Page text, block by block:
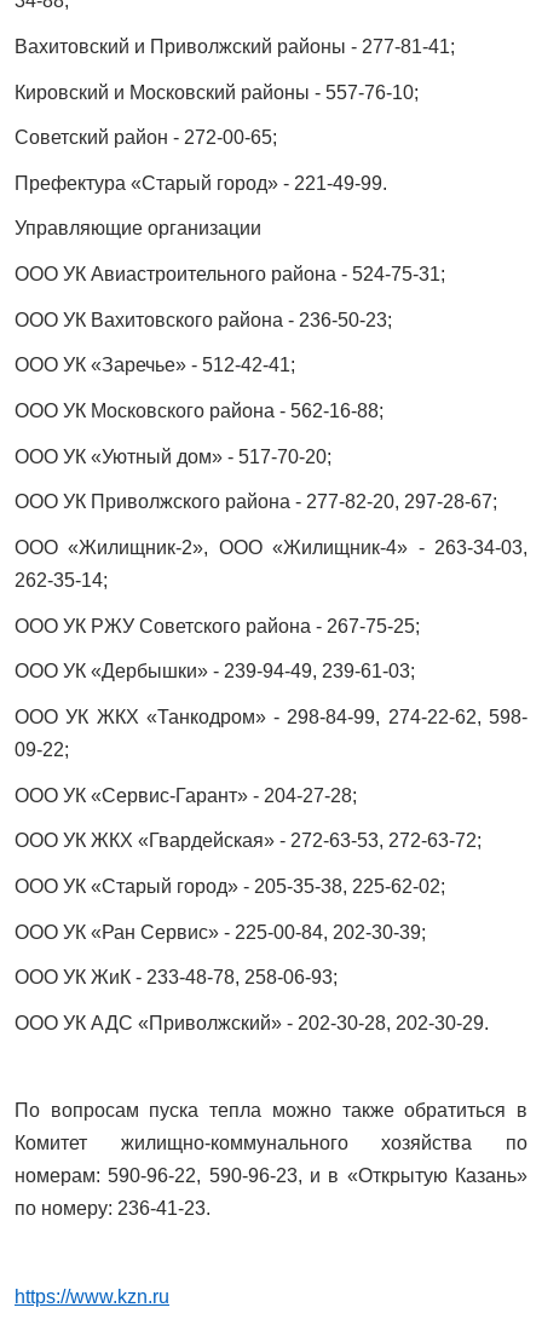
Вахитовский и Приволжский районы - 277-81-41;
Кировский и Московский районы - 557-76-10;
Советский район - 272-00-65;
Префектура «Старый город» - 221-49-99.
Управляющие организации
ООО УК Авиастроительного района - 524-75-31;
ООО УК Вахитовского района - 236-50-23;
ООО УК «Заречье» - 512-42-41;
ООО УК Московского района - 562-16-88;
ООО УК «Уютный дом» - 517-70-20;
ООО УК Приволжского района - 277-82-20, 297-28-67;
ООО «Жилищник-2», ООО «Жилищник-4» - 263-34-03,
262-35-14;
ООО УК РЖУ Советского района - 267-75-25;
ООО УК «Дербышки» - 239-94-49, 239-61-03;
ООО УК ЖКХ «Танкодром» - 298-84-99, 274-22-62, 598-
09-22;
ООО УК «Сервис-Гарант» - 204-27-28;
ООО УК ЖКХ «Гвардейская» - 272-63-53, 272-63-72;
ООО УК «Старый город» - 205-35-38, 225-62-02;
ООО УК «Ран Сервис» - 225-00-84, 202-30-39;
ООО УК ЖиК - 233-48-78, 258-06-93;
ООО УК АДС «Приволжский» - 202-30-28, 202-30-29.
По вопросам пуска тепла можно также обратиться в
Комитет жилищно-коммунального хозяйства по
номерам: 590-96-22, 590-96-23, и в «Открытую Казань»
по номеру: 236-41-23.
https://www.kzn.ru